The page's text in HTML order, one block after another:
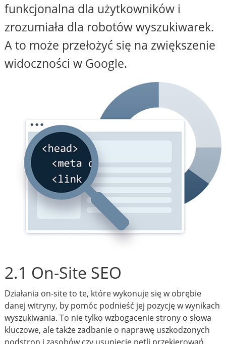
funkcjonalna dla użytkowników i
zrozumiała dla robotów wyszukiwarek.
A to może przełożyć się na zwiększenie
widoczności w Google.
2.1 On-Site SEO
Działania on-site to te, które wykonuje się w obrębie
danej witryny, by pomóc podnieść jej pozycję w wynikach
wyszukiwania. To nie tylko wzbogacenie strony o słowa
kluczowe, ale także zadbanie o naprawę uszkodzonych
podstron i zasobów czy usunięcie pętli przekierowań.